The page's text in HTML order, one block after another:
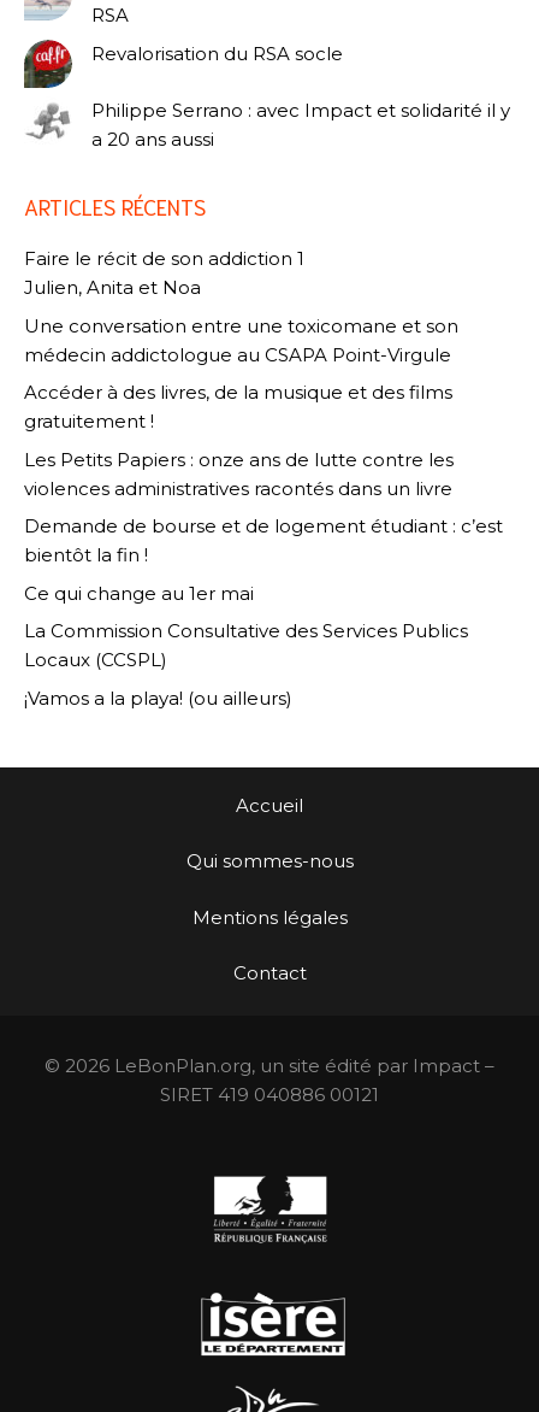
RSA
Revalorisation du RSA socle
Philippe Serrano : avec Impact et solidarité il y
a 20 ans aussi
ARTICLES RÉCENTS
Faire le récit de son addiction 1
Julien, Anita et Noa
Une conversation entre une toxicomane et son
médecin addictologue au CSAPA Point-Virgule
Accéder à des livres, de la musique et des films
gratuitement !
Les Petits Papiers : onze ans de lutte contre les
violences administratives racontés dans un livre
Demande de bourse et de logement étudiant : c’est
bientôt la fin !
Ce qui change au 1er mai
La Commission Consultative des Services Publics
Locaux (CCSPL)
¡Vamos a la playa! (ou ailleurs)
Accueil
Qui sommes-nous
Mentions légales
Contact
© 2026 LeBonPlan.org, un site édité par Impact –
SIRET 419 040886 00121